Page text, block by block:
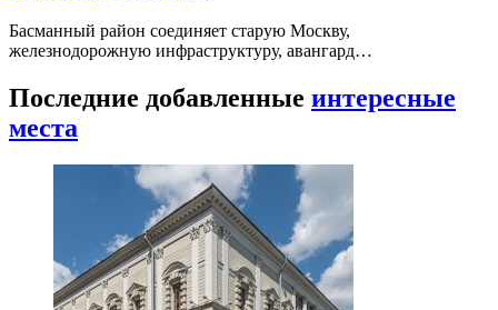
Басманный район соединяет старую Москву,
железнодорожную инфраструктуру, авангард…
Последние добавленные интересные
места